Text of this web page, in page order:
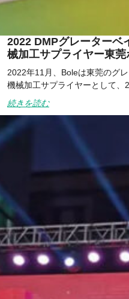
2022 DMPグレーターベ
械加工サプライヤー東
2022年11月、Boleは東莞のグ
機械加工サプライヤーとして、
続きを読む